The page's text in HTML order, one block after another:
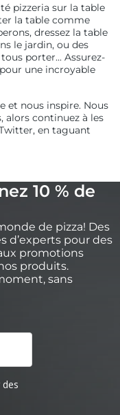
pizzeria sur la table
la table comme
dressez la table
le jardin, ou des
porter... Assurez-
une incroyable
et nous inspire. Nous
alors continuez à les
en taguant
10 % de
de pizza! Des
d’experts pour des
promotions
produits.
sans